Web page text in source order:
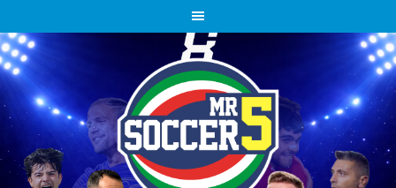
to
content